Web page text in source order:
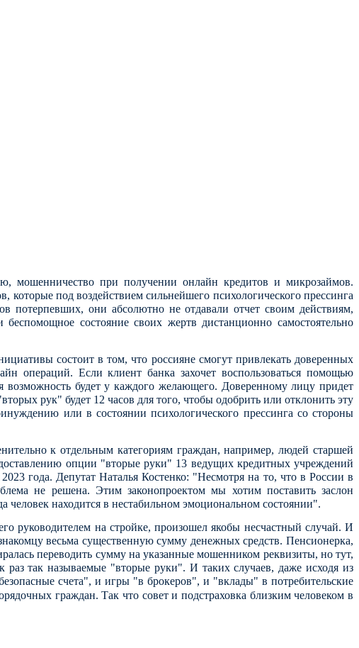
мошенничество при получении онлайн кредитов и микрозаймов.
под воздействием сильнейшего психологического прессинга
потерпевших, они абсолютно не отдавали отчет своим действиям,
состояние своих жертв дистанционно самостоятельно
состоит в том, что россияне смогут привлекать доверенных
операций. Если клиент банка захочет воспользоваться помощью
возможность будет у каждого желающего. Доверенному лицу придет
рук" будет 12 часов для того, чтобы одобрить или отклонить эту
или в состоянии психологического прессинга со стороны
к отдельным категориям граждан, например, людей старшей
опции "вторые руки" 13 ведущих кредитных учреждений
года. Депутат Наталья Костенко: "Несмотря на то, что в России в
не решена. Этим законопроектом мы хотим поставить заслон
находится в нестабильном эмоциональном состоянии".
руководителем на стройке, произошел якобы несчастный случай. И
весьма существенную сумму денежных средств. Пенсионерка,
переводить сумму на указанные мошенником реквизиты, но тут,
раз так называемые "вторые руки". И таких случаев, даже исходя из
счета", и игры "в брокеров", и "вклады" в потребительские
граждан. Так что совет и подстраховка близким человеком в